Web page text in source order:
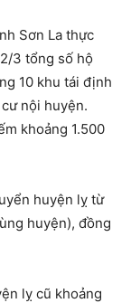
Sơn La thực
3 tổng số hộ
10 khu tái định
nội huyện.
khoảng 1.500
huyện lỵ từ
huyện), đồng
lỵ cũ khoảng